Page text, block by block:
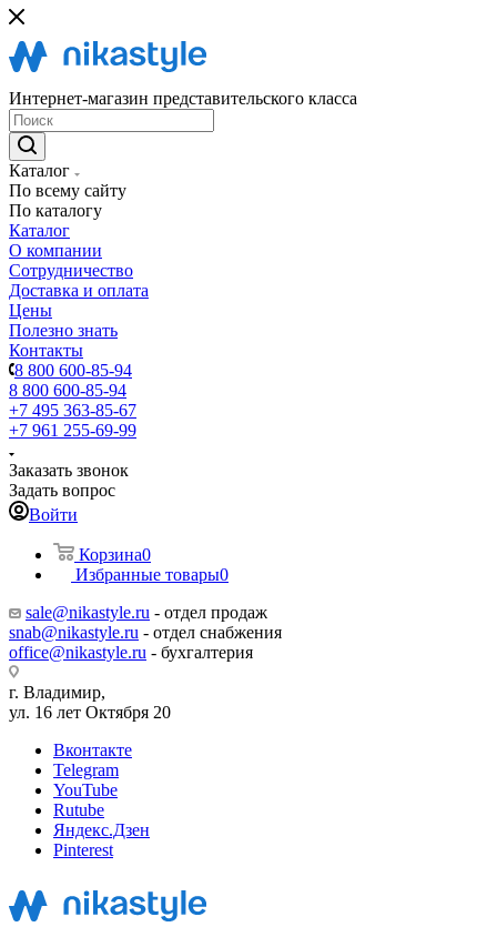
Интернет-магазин представительского класса
Каталог
По всему сайту
По каталогу
Каталог
О компании
Сотрудничество
Доставка и оплата
Цены
Полезно знать
Контакты
8 800 600-85-94
8 800 600-85-94
+7 495 363-85-67
+7 961 255-69-99
Заказать звонок
Задать вопрос
Войти
Корзина0
Избранные товары0
sale@nikastyle.ru - отдел продаж
snab@nikastyle.ru - отдел снабжения
office@nikastyle.ru - бухгалтерия
г. Владимир,
ул. 16 лет Октября 20
Вконтакте
Telegram
YouTube
Rutube
Яндекс.Дзен
Pinterest